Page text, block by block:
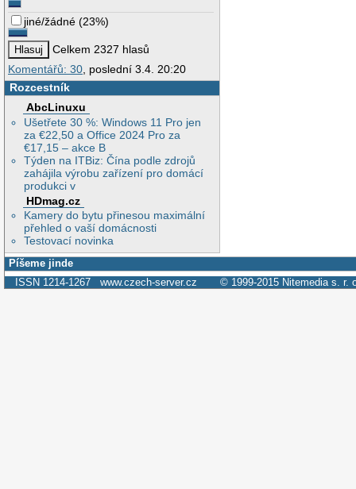
jiné/žádné (23%)
Celkem 2327 hlasů
Komentářů: 30, poslední 3.4. 20:20
Rozcestník
AbcLinuxu
Ušetřete 30 %: Windows 11 Pro jen
za €22,50 a Office 2024 Pro za
€17,15 – akce B
Týden na ITBiz: Čína podle zdrojů
zahájila výrobu zařízení pro domácí
produkci v
HDmag.cz
Kamery do bytu přinesou maximální
přehled o vaší domácnosti
Testovací novinka
Píšeme jinde
ISSN 1214-1267 www.czech-server.cz © 1999-2015 Nitemedia s. r.